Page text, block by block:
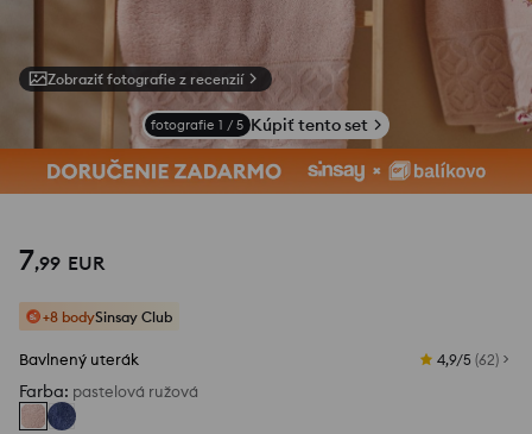
Zobraziť fotografie z recenzií
fotografie 1 / 5 Kúpiť tento set
7,99 EUR
+8 bodySinsay Club
Bavlnený uterák 4,9/5 (62)
Farba: pastelová ružová